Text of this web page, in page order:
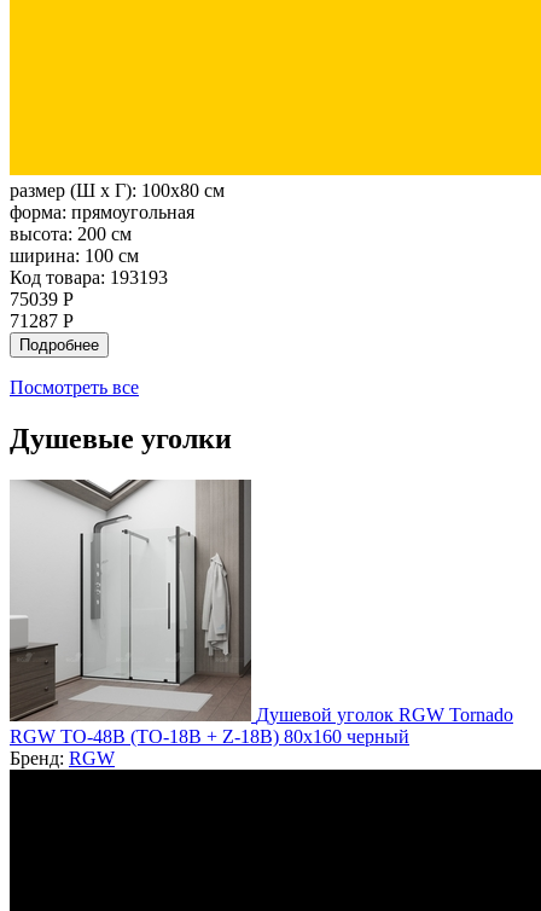
размер (Ш х Г): 100x80 см
форма: прямоугольная
высота: 200 см
ширина: 100 см
Код товара: 193193
75039 Р
71287 Р
Подробнее
Посмотреть все
Душевые уголки
Душевой уголок RGW Tornado
RGW TO-48B (TO-18B + Z-18B) 80x160 черный
Бренд: RGW